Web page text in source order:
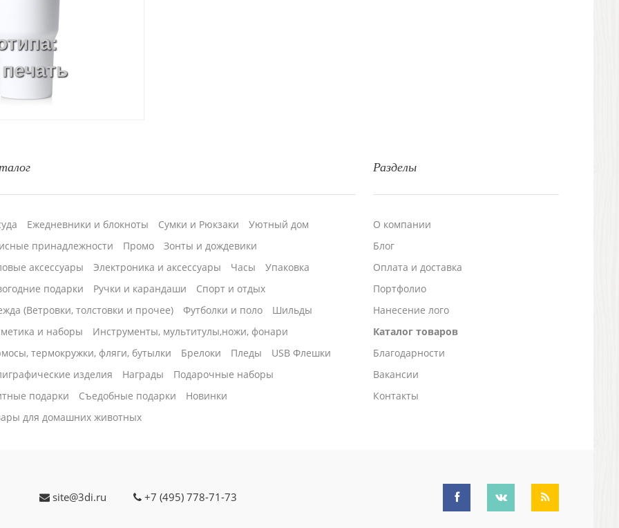
Разделы
О компании
Блог
Оплата и доставка
Портфолио
Нанесение лого
Каталог товаров
Благодарности
Вакансии
Контакты
Ежедневники и блокноты Сумки и Рюкзаки
Уютный дом
принадлежности
Промо
Зонты и дождевики
аксессуары
Электроника и аксессуары Часы
Упаковка
подарки
Ручки и карандаши
Спорт и отдых
(Ветровки, толстовки и прочее)
Футболки и поло
Шильды
и наборы
Инструменты, мультитулы,ножи, фонари
термокружки, фляги, бутылки
Брелоки Пледы
USB Флешки
изделия
Награды
Подарочные наборы
подарки
Cъедобные подарки
Новинки
для домашних животных
site@3di.ru +7 (495) 778-71-73